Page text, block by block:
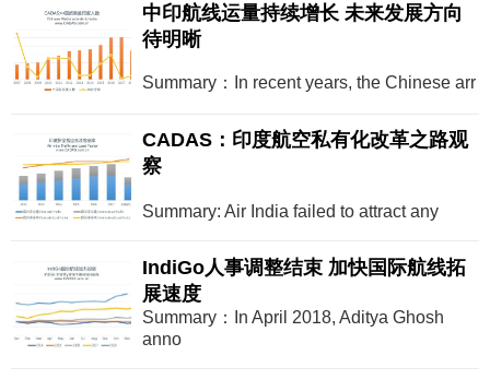
中印航线运量持续增长 未来发展方向
待明晰
Summary：In recent years, the Chinese arr
CADAS：印度航空私有化改革之路观
察
Summary: Air India failed to attract any
IndiGo人事调整结束 加快国际航线拓
展速度
Summary：In April 2018, Aditya Ghosh
anno